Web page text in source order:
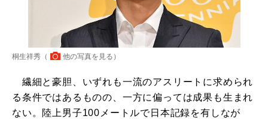
桐生祥秀（ 他の写真を見る ）
繊細と豪胆、いずれも一流のアスリートに求められ
る条件ではあるものの、一方に偏っては成果も生まれ
ない。陸上男子100メートルで日本記録を有しなが